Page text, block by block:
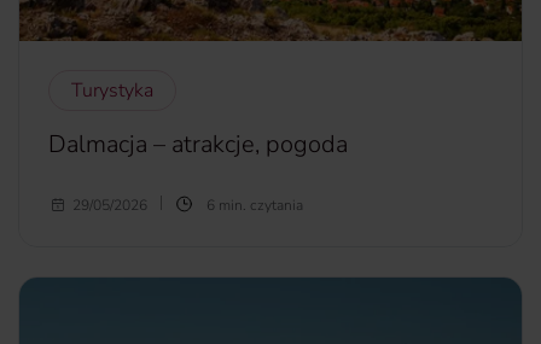
Turystyka
Dalmacja – atrakcje, pogoda
Dalmacja to najbardziej słoneczny region Chorwacji i jeden
godzin, czyli około 108 dni. Nic więc dziwnego, że Dalmacja
29/05/2026 6 min. czytania